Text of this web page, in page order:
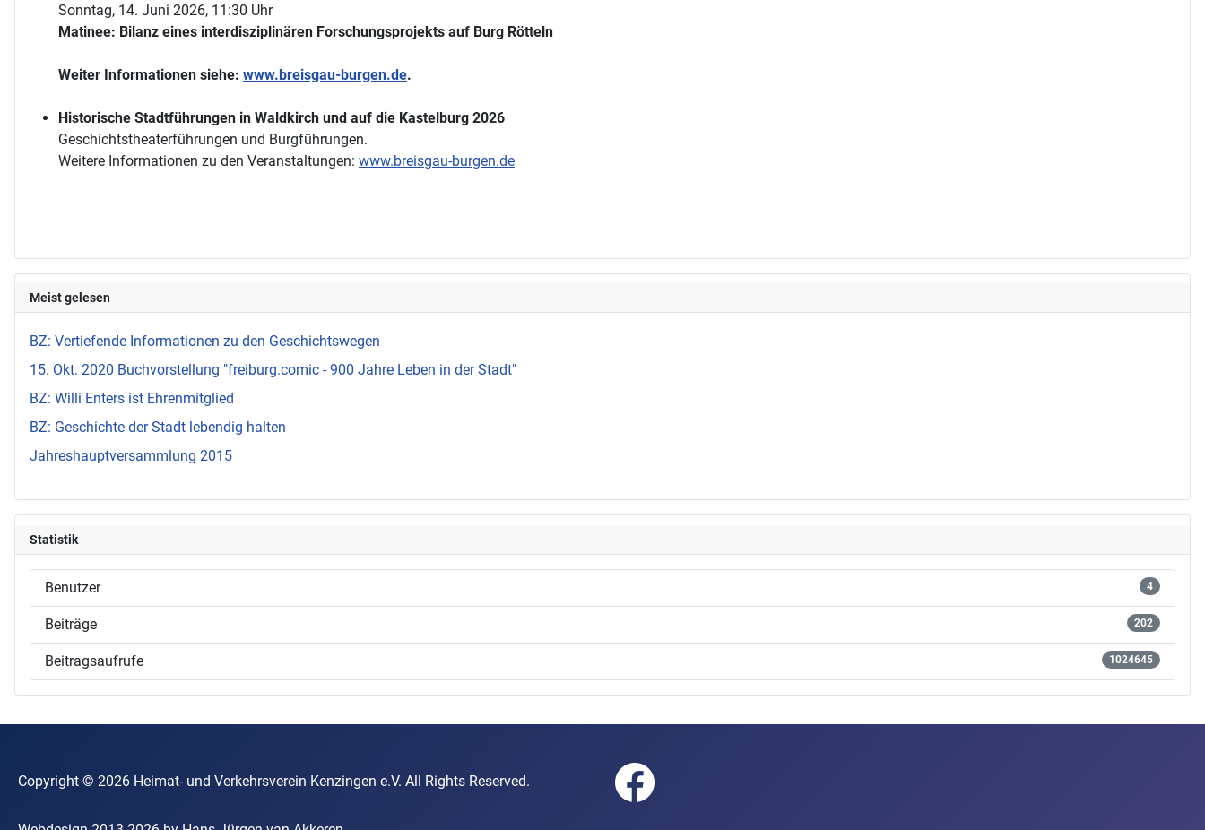
Sonntag, 14. Juni 2026, 11:30 Uhr
Matinee: Bilanz eines interdisziplinären Forschungsprojekts auf Burg Rötteln
Weiter Informationen siehe: www.breisgau-burgen.de.
Historische Stadtführungen in Waldkirch und auf die Kastelburg 2026
Geschichtstheaterführungen und Burgführungen.
Weitere Informationen zu den Veranstaltungen: www.breisgau-burgen.de
Meist gelesen
BZ: Vertiefende Informationen zu den Geschichtswegen
15. Okt. 2020 Buchvorstellung "freiburg.comic - 900 Jahre Leben in der Stadt"
BZ: Willi Enters ist Ehrenmitglied
BZ: Geschichte der Stadt lebendig halten
Jahreshauptversammlung 2015
Statistik
Benutzer 4
Beiträge 202
Beitragsaufrufe 1024645
Copyright © 2026 Heimat- und Verkehrsverein Kenzingen e.V. All Rights Reserved.